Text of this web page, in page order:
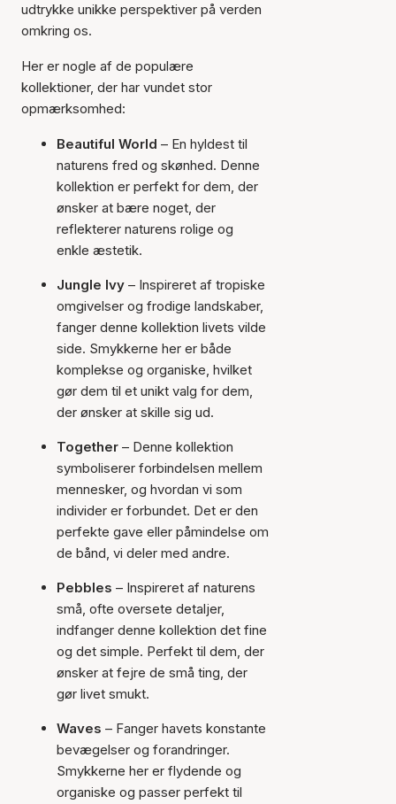
udtrykke unikke perspektiver på verden
omkring os.
Her er nogle af de populære
kollektioner, der har vundet stor
opmærksomhed:
Beautiful World – En hyldest til
naturens fred og skønhed. Denne
kollektion er perfekt for dem, der
ønsker at bære noget, der
reflekterer naturens rolige og
enkle æstetik.
Jungle Ivy – Inspireret af tropiske
omgivelser og frodige landskaber,
fanger denne kollektion livets vilde
side. Smykkerne her er både
komplekse og organiske, hvilket
gør dem til et unikt valg for dem,
der ønsker at skille sig ud.
Together – Denne kollektion
symboliserer forbindelsen mellem
mennesker, og hvordan vi som
individer er forbundet. Det er den
perfekte gave eller påmindelse om
de bånd, vi deler med andre.
Pebbles – Inspireret af naturens
små, ofte oversete detaljer,
indfanger denne kollektion det fine
og det simple. Perfekt til dem, der
ønsker at fejre de små ting, der
gør livet smukt.
Waves – Fanger havets konstante
bevægelser og forandringer.
Smykkerne her er flydende og
organiske og passer perfekt til